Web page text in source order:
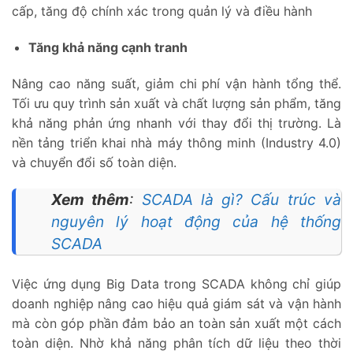
cấp, tăng độ chính xác trong quản lý và điều hành
Tăng khả năng cạnh tranh
Nâng cao năng suất, giảm chi phí vận hành tổng thể.
Tối ưu quy trình sản xuất và chất lượng sản phẩm, tăng
khả năng phản ứng nhanh với thay đổi thị trường. Là
nền tảng triển khai nhà máy thông minh (Industry 4.0)
và chuyển đổi số toàn diện.
Xem thêm: SCADA là gì? Cấu trúc và
nguyên lý hoạt động của hệ thống
SCADA
Việc ứng dụng Big Data trong SCADA không chỉ giúp
doanh nghiệp nâng cao hiệu quả giám sát và vận hành
mà còn góp phần đảm bảo an toàn sản xuất một cách
toàn diện. Nhờ khả năng phân tích dữ liệu theo thời